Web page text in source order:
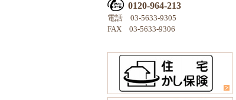
0120-964-213
電話 03-5633-9305
FAX 03-5633-9306